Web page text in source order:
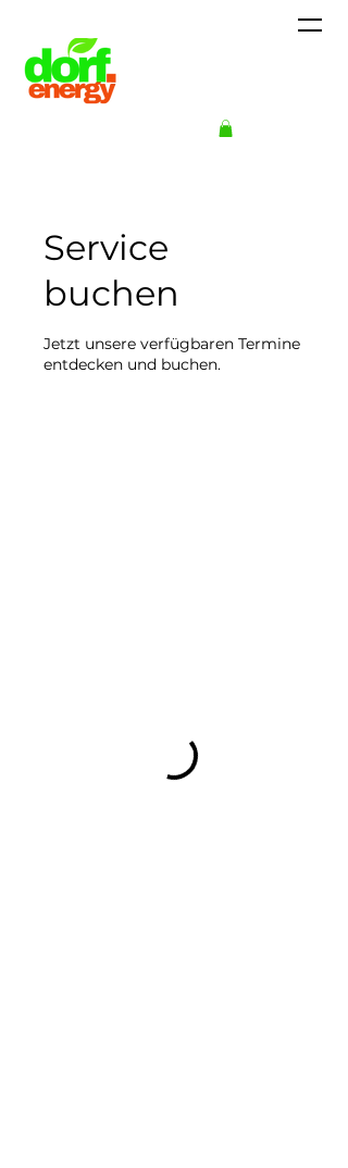
Service
buchen
Jetzt unsere verfügbaren Termine
entdecken und buchen.